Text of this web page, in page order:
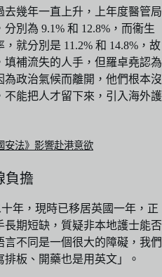
幾年一直上升，上年度醫管局
別為 9.1% 和 12.8%，而衞生
就分別是 11.2% 和 14.8%，故
補流失的人手，但羅卓堯認為
政治氣候而離開，他們根本沒
能把人才留下來，引入海外護
安法》影響赴港意欲
負擔
年，現時已移居英國一年，正
期短缺，質疑非本地護士能否
不同是一個很大的障礙，我們
板、開藥也是用英文」。